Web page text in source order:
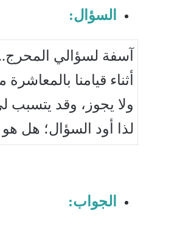
السؤال:
آسفة لسؤالي
أثناء قيامنا
ولا يجوز، وقد يتسبب
لذا أود السؤال؛ هل
الجواب: